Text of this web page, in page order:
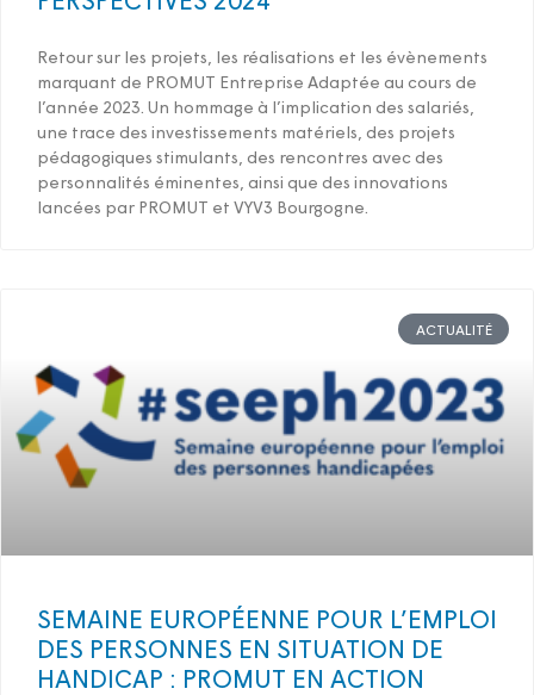
Retour sur les projets, les réalisations et les évènements
marquant de PROMUT Entreprise Adaptée au cours de
l’année 2023. Un hommage à l’implication des salariés,
une trace des investissements matériels, des projets
pédagogiques stimulants, des rencontres avec des
personnalités éminentes, ainsi que des innovations
lancées par PROMUT et VYV3 Bourgogne.
ACTUALITÉ
SEMAINE EUROPÉENNE POUR L’EMPLOI
DES PERSONNES EN SITUATION DE
HANDICAP : PROMUT EN ACTION